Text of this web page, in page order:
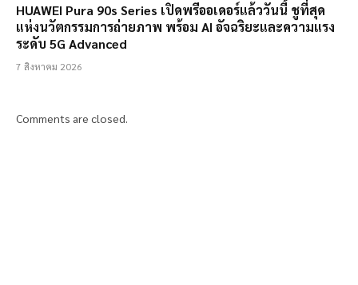
HUAWEI Pura 90s Series เปิดพรีออเดอร์แล้ววันนี้ ชูที่สุด
แห่งนวัตกรรมการถ่ายภาพ พร้อม AI อัจฉริยะและความแรง
ระดับ 5G Advanced
7 สิงหาคม 2026
Comments are closed.